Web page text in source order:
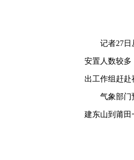
记者27
安置人数较
出工作组赶赴
气象部门
建东山到莆田